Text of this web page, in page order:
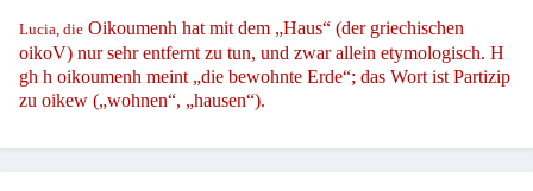
Lucia, die Oikoumenh hat mit dem „Haus“ (der griechischen
oikoV) nur sehr entfernt zu tun, und zwar allein etymologisch. H
gh h oikoumenh meint „die bewohnte Erde“; das Wort ist Partizip
zu oikew („wohnen“, „hausen“).